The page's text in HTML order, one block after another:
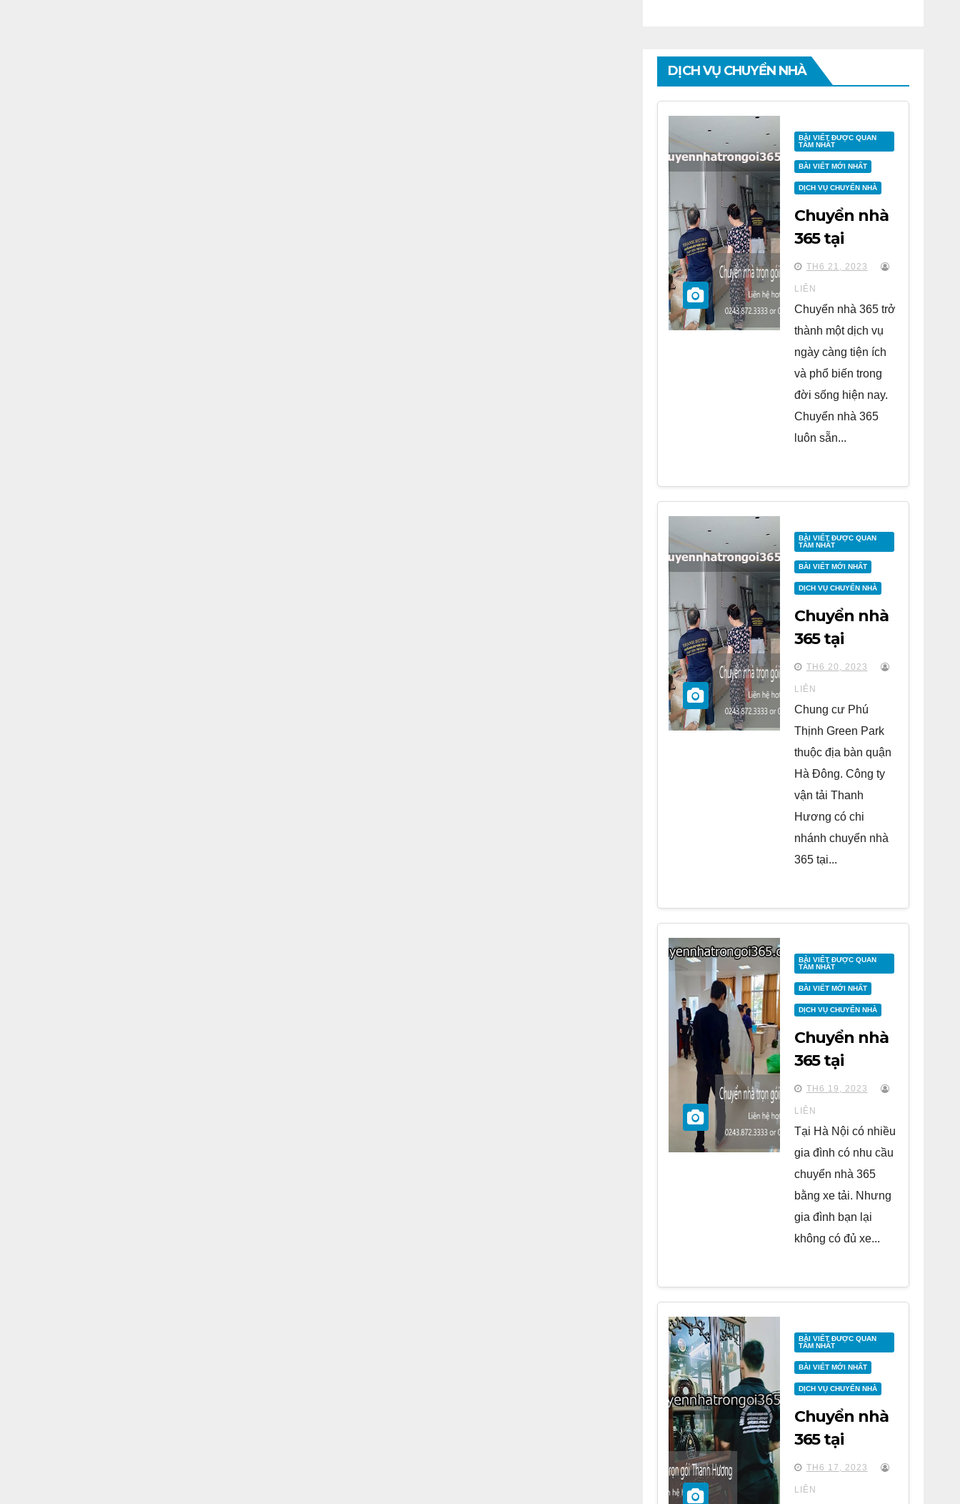
DỊCH VỤ CHUYỂN NHÀ
BÀI VIẾT ĐƯỢC QUAN
TÂM NHẤT
BÀI VIẾT MỚI NHẤT
DỊCH VỤ CHUYỂN NHÀ
Chuyển nhà
365 tại
chung cư
BID
Residence Tố
Hữu
TH6 21, 2023
LIÊN
Chuyển nhà 365 trở
thành một dịch vụ
ngày càng tiện ích
và phổ biến trong
đời sống hiện nay.
Chuyển nhà 365
luôn sẵn...
BÀI VIẾT ĐƯỢC QUAN
TÂM NHẤT
BÀI VIẾT MỚI NHẤT
DỊCH VỤ CHUYỂN NHÀ
Chuyển nhà
365 tại
chung cư
Phú Thịnh
Green Park
Hà Đông
TH6 20, 2023
LIÊN
Chung cư Phú
Thịnh Green Park
thuộc địa bàn quận
Hà Đông. Công ty
vận tải Thanh
Hương có chi
nhánh chuyển nhà
365 tại...
BÀI VIẾT ĐƯỢC QUAN
TÂM NHẤT
BÀI VIẾT MỚI NHẤT
DỊCH VỤ CHUYỂN NHÀ
Chuyển nhà
365 tại
chung cư
Park Kiara Hà
Đông
TH6 19, 2023
LIÊN
Tại Hà Nội có nhiều
gia đình có nhu cầu
chuyển nhà 365
bằng xe tải. Nhưng
gia đình bạn lại
không có đủ xe...
BÀI VIẾT ĐƯỢC QUAN
TÂM NHẤT
BÀI VIẾT MỚI NHẤT
DỊCH VỤ CHUYỂN NHÀ
Chuyển nhà
365 tại
chung cư
Grande Park
TH6 17, 2023
LIÊN